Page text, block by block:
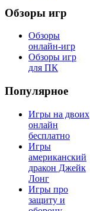
Обзоры игр
Обзоры
онлайн-игр
Обзоры игр
для ПК
Популярное
Игры на двоих
онлайн
бесплатно
Игры
американский
дракон Джейк
Лонг
Игры про
защиту и